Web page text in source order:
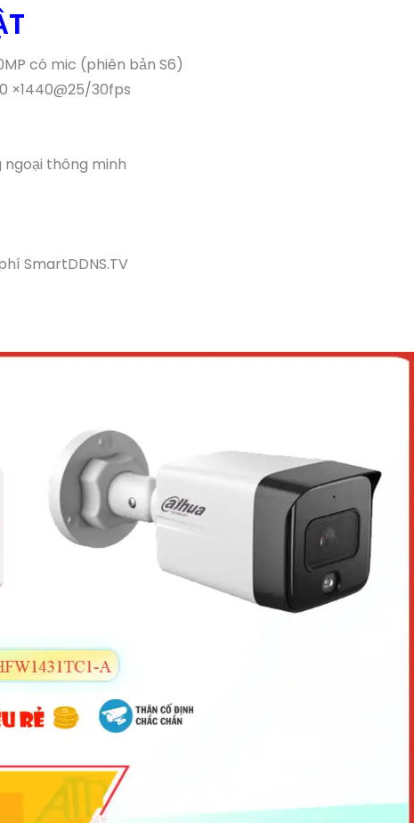
có mic (phiên bản S6)
×1440@25/30fps
ngoại thông minh
SmartDDNS.TV